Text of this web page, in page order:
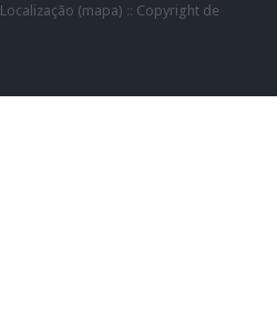
Localização (mapa) :: Copyright de